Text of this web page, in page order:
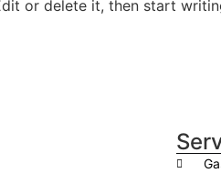
or delete it, then start